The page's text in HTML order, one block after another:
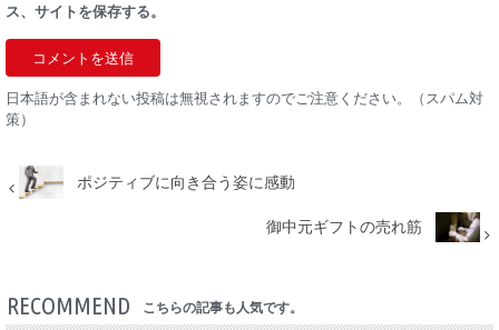
ス、サイトを保存する。
日本語が含まれない投稿は無視されますのでご注意ください。（スパム対
策）
ポジティブに向き合う姿に感動
御中元ギフトの売れ筋
RECOMMEND こちらの記事も人気です。